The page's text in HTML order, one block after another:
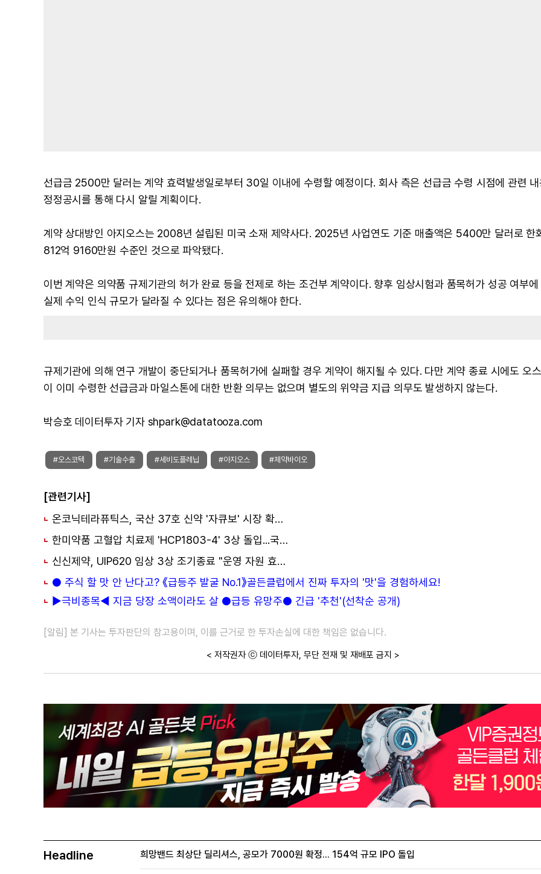
선급금 2500만 달러는 계약 효력발생일로부터 30일 이내에 수령할 예정이다. 회사 측은 선급금 수령 시점에 관련
정정공시를 통해 다시 알릴 계획이다.
계약 상대방인 아지오스는 2008년 설립된 미국 소재 제약사다. 2025년 사업연도 기준 매출액은 5400만 달러로 한
812억 9160만원 수준인 것으로 파악됐다.
이번 계약은 의약품 규제기관의 허가 완료 등을 전제로 하는 조건부 계약이다. 향후 임상시험과 품목허가 성공 여부에
실제 수익 인식 규모가 달라질 수 있다는 점은 유의해야 한다.
규제기관에 의해 연구 개발이 중단되거나 품목허가에 실패할 경우 계약이 해지될 수 있다. 다만 계약 종료 시에도 오
이 이미 수령한 선급금과 마일스톤에 대한 반환 의무는 없으며 별도의 위약금 지급 의무도 발생하지 않는다.
박승호 데이터투자 기자 shpark@datatooza.com
#오스코텍 #기술수출 #세비도플레닙 #아지오스 #제약바이오
[관련기사]
온코닉테라퓨틱스, 국산 37호 신약 '자큐보' 시장 확대 본격화… 헬리코박터 제균 임상 3상 돌입
한미약품 고혈압 치료제 'HCP1803-4' 3상 돌입...국내 256명 대상 유효성 검증
신신제약, UIP620 임상 3상 조기종료 "운영 자원 효율화 및 공동개발 추진"
● 주식 할 맛 안 난다고? 《급등주 발굴 No.1》골든클럽에서 진짜 투자의 '맛'을 경험하세요!
▶극비종목◀ 지금 당장 소액이라도 살 ●급등 유망주● 긴급 '추천'(선착순 공개)
[알림] 본 기사는 투자판단의 참고용이며, 이를 근거로 한 투자손실에 대한 책임은 없습니다.
< 저작권자 ⓒ 데이터투자, 무단 전재 및 재배포 금지 >
Headline 희망밴드 최상단 딜리셔스, 공모가 7000원 확정... 154억 규모 IPO 돌입